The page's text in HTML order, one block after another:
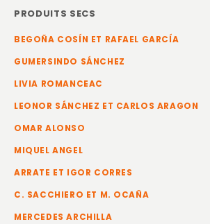
PRODUITS SECS
BEGOÑA COSÍN ET RAFAEL GARCÍA
GUMERSINDO SÁNCHEZ
LIVIA ROMANCEAC
LEONOR SÁNCHEZ ET CARLOS ARAGON
OMAR ALONSO
MIQUEL ANGEL
ARRATE ET IGOR CORRES
C. SACCHIERO ET M. OCAÑA
MERCEDES ARCHILLA